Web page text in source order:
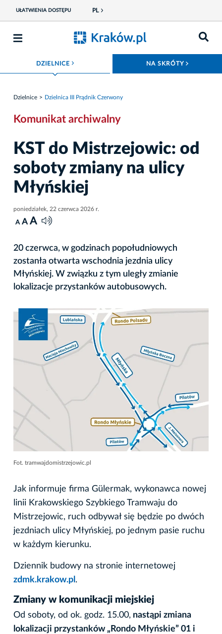
UŁATWIENIA DOSTĘPU PL
DZIELNICE ROZWIŃ MENU NA SKRÓTY
Dzielnice Dzielnica III Prądnik Czerwony
Komunikat archiwalny
KST do Mistrzejowic: od
soboty zmiany na ulicy
Młyńskiej
poniedziałek, 22 czerwca 2026 r.
A A A
20 czerwca, w godzinach popołudniowych
zostanła otwarta wschodnia jezdnia ulicy
Młyńskiej. W związku z tym uległy zmianie
lokalizacje przystanków autobusowych.
Fot. tramwajdomistrzejowic.pl
Jak informuje firma Gülermak, wykonawca nowej
linii Krakowskiego Szybkiego Tramwaju do
Mistrzejowic, ruch odbywał się będzie po dwóch
jezdniach ulicy Młyńskiej, po jednym pasie ruchu
w każdym kierunku.
Dziennik budowy na stronie internetowej
zdmk.krakow.pl .
Zmiany w komunikacji miejskiej
Od soboty, od ok. godz. 15.00, nastąpi zmiana
lokalizacji przystanków „Rondo Młyńskie” 01 i